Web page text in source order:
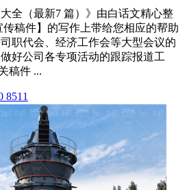
大全（最新7 篇）》由白话文精心整
稿件】的写作上带给您相应的帮助
职代会、经济工作会等大型会议的
好公司各专项活动的跟踪报道工
稿件 ...
8511